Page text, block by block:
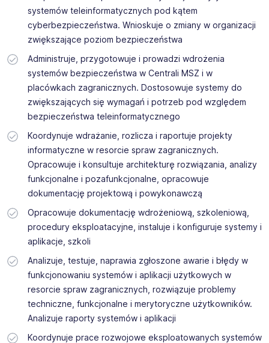
systemów teleinformatycznych pod kątem
cyberbezpieczeństwa. Wnioskuje o zmiany w organizacji
zwiększające poziom bezpieczeństwa
Administruje, przygotowuje i prowadzi wdrożenia
systemów bezpieczeństwa w Centrali MSZ i w
placówkach zagranicznych. Dostosowuje systemy do
zwiększających się wymagań i potrzeb pod względem
bezpieczeństwa teleinformatycznego
Koordynuje wdrażanie, rozlicza i raportuje projekty
informatyczne w resorcie spraw zagranicznych.
Opracowuje i konsultuje architekturę rozwiązania, analizy
funkcjonalne i pozafunkcjonalne, opracowuje
dokumentację projektową i powykonawczą
Opracowuje dokumentację wdrożeniową, szkoleniową,
procedury eksploatacyjne, instaluje i konfiguruje systemy i
aplikacje, szkoli
Analizuje, testuje, naprawia zgłoszone awarie i błędy w
funkcjonowaniu systemów i aplikacji użytkowych w
resorcie spraw zagranicznych, rozwiązuje problemy
techniczne, funkcjonalne i merytoryczne użytkowników.
Analizuje raporty systemów i aplikacji
Koordynuje prace rozwojowe eksploatowanych systemów